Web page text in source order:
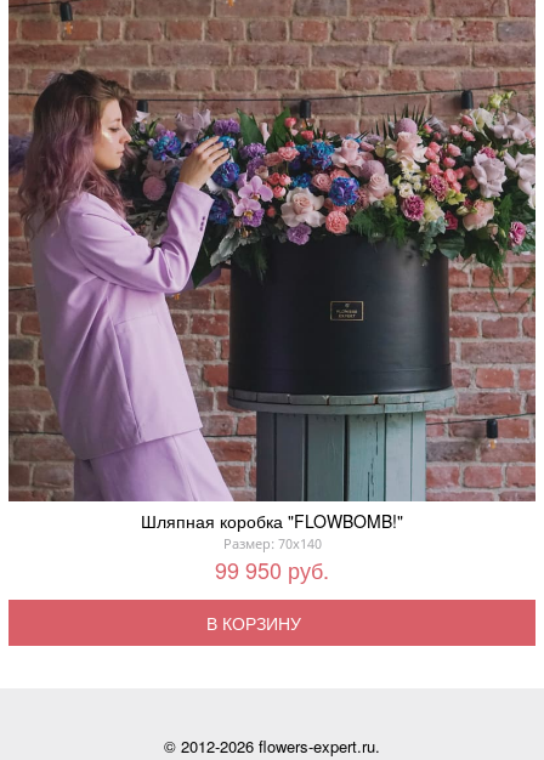
Шляпная коробка "FLOWBOMB!"
Размер: 70x140
99 950 руб.
В КОРЗИНУ
© 2012-2026 flowers-expert.ru.